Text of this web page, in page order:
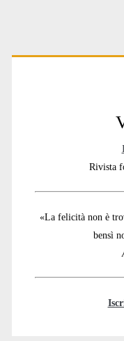
Primary
Rivista
«La felicità non è
bensì